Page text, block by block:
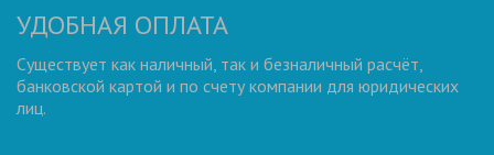
УДОБНАЯ ОПЛАТА
Существует как наличный, так и безналичный расчёт,
банковской картой и по счету компании для юридических
лиц.